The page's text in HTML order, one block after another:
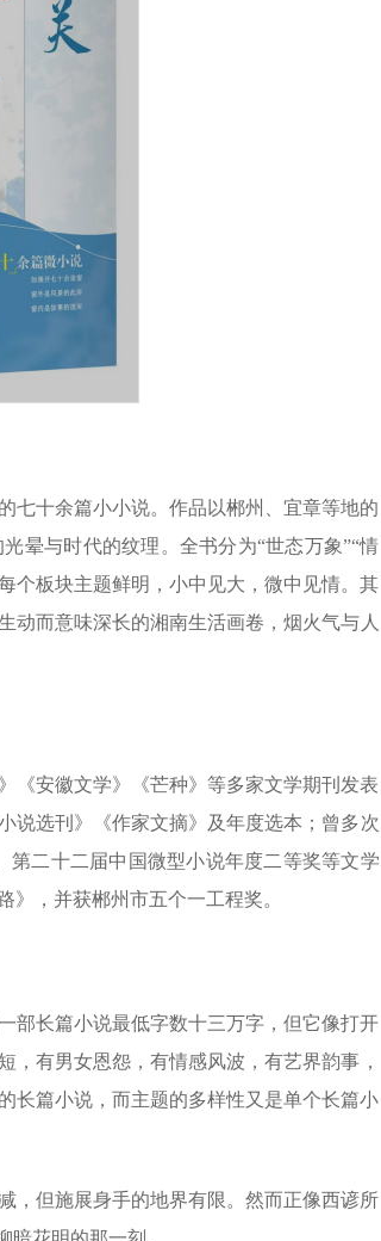
七十余篇小小说。作品以郴州、宜章等地的
晕与时代的纹理。全书分为“世态万象”“情
个板块主题鲜明，小中见大，微中见情。其
动而意味深长的湘南生活画卷，烟火气与人
《安徽文学》《芒种》等多家文学期刊发表
说选刊》《作家文摘》及年度选本；曾多次
第二十二届中国微型小说年度二等奖等文学
，并获郴州市五个一工程奖。
部长篇小说最低字数十三万字，但它像打开
，有男女恩怨，有情感风波，有艺界韵事，
篇小说，而主题的多样性又是单个长篇小
，但施展身手的地界有限。然而正像西谚所